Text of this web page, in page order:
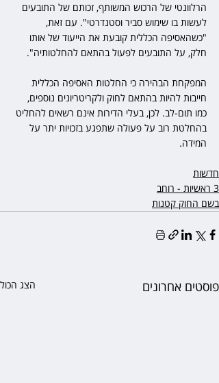
הרלוונטי של הרכוש המשותף, זכותם של התובעים
לעשות בו שימוש סביר וסטנדרטי". עם זאת,
"כשהאסיפה הכללית קובעת את הייעוד של אותו
חלק, על התובעים לפעול בהתאם להחלטותיה".
המפקחת הבהירה כי החלטות האסיפה הכללית
חייבות להיות בהתאם לחוק ולקריטריונים נוספים,
כמו תום-לב. לכן, בעלי הדירות אינם רשאים להחליט
בהחלטת רוב על פעולה שתפגע בזכויות יתר על
המידה.
חדשות
3 ראשיות - רוחב
בשם החוק קטנות
פוסטים אחרונים הצג הכול